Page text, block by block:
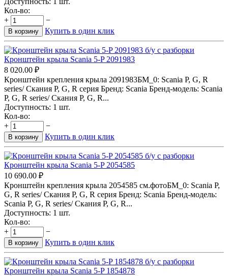
Кол-во:
+
−
В корзину Купить в один клик
Кронштейн крыла Scania 5-P 2091983
8 020.00 ₽
Кронштейн крепления крыла 2091983БМ_0: Scania P, G, R
series/ Скания P, G, R серия Бренд: Scania Бренд-модель: Scania
P, G, R series/ Скания P, G, R...
Доступность: 1 шт.
Кол-во:
+
−
В корзину Купить в один клик
Кронштейн крыла Scania 5-P 2054585
10 690.00 ₽
Кронштейн крепления крыла 2054585 см.фотоБМ_0: Scania P,
G, R series/ Скания P, G, R серия Бренд: Scania Бренд-модель:
Scania P, G, R series/ Скания P, G, R...
Доступность: 1 шт.
Кол-во:
+
−
В корзину Купить в один клик
Кронштейн крыла Scania 5-P 1854878